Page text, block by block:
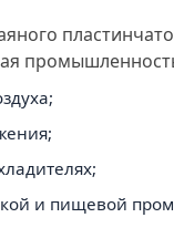
и пищевой